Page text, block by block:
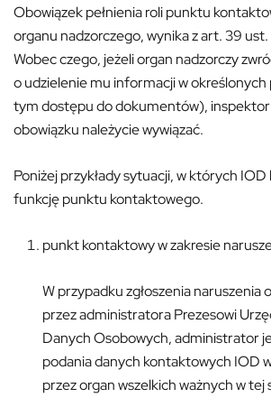
Obowiązek pełnienia roli punktu
organu nadzorczego, wynika z art. 39 ust.
Wobec czego, jeżeli organ nadzorczy
o udzielenie mu informacji w
tym dostępu do dokumentów),
obowiązku należycie wywiązać.
Poniżej przykłady sytuacji, w których IOD
funkcję punktu kontaktowego.
punkt kontaktowy w zakresie
W przypadku zgłoszenia naruszenia
przez administratora Prezesowi
Danych Osobowych, administrator
podania danych kontaktowych IOD
przez organ wszelkich ważnych w